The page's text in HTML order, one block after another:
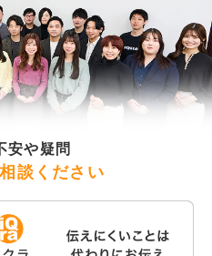
安や疑問
談ください